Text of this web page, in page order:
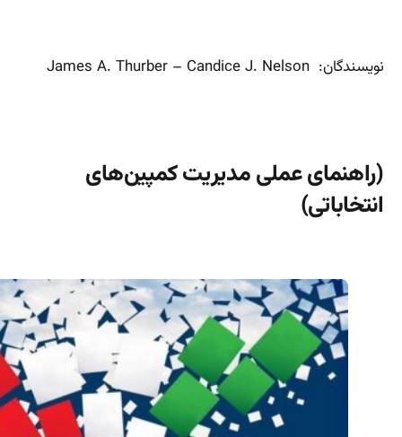
نویسندگان: James A. Thurber – Candice J. Nelson
(راهنمای عملی مدیریت کمپین‌های
انتخاباتی)